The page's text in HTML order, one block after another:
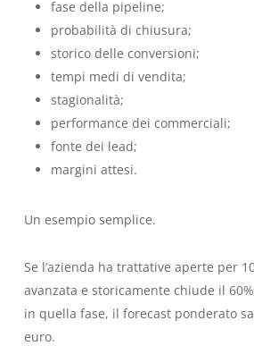
fase della pipeline;
probabilità di chiusura;
storico delle conversioni;
tempi medi di vendita;
stagionalità;
performance dei commerciali;
fonte dei lead;
margini attesi.
Un esempio semplice.
Se l’azienda ha trattative aperte per
avanzata e storicamente chiude il
in quella fase, il forecast ponderato
euro.